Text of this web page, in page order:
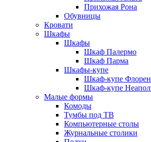
Прихожая Рона
Обувницы
Кровати
Шкафы
Шкафы
Шкаф Палермо
Шкаф Парма
Шкафы-купе
Шкаф-купе
Шкаф-купе
Малые формы
Комоды
Тумбы под ТВ
Компьютерные столы
Журнальные столики